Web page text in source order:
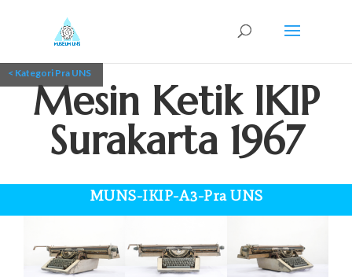
< Kategori Pra UNS
Mesin Ketik IKIP
Surakarta 1967
MUNS-IKIP-A3-Pra UNS